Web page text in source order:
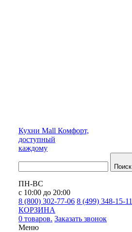
Кухни Mall Комфорт,
доступный
каждому
Поиск
ПН-ВС
с 10:00 до 20:00
8 (800) 302-77-06 8 (499) 348-15-11
КОРЗИНА
0 товаров. Заказать звонок
Меню